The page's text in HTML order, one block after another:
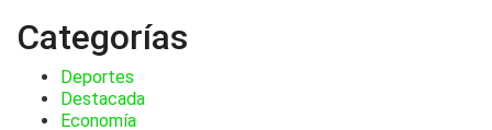
Categorías
Deportes
Destacada
Economía